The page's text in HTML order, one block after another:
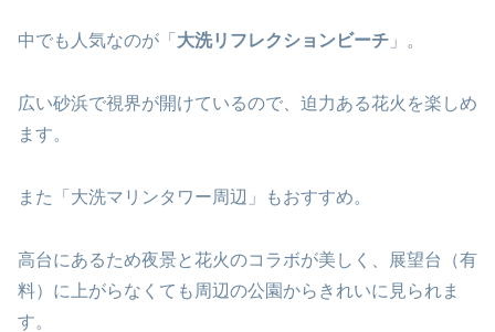
中でも人気なのが「 大洗リフレクションビーチ 」。
広い砂浜で視界が開けているので、迫力ある花火を楽しめ
ます。
また「大洗マリンタワー周辺」もおすすめ。
高台にあるため夜景と花火のコラボが美しく、展望台（有
料）に上がらなくても周辺の公園からきれいに見られま
す。